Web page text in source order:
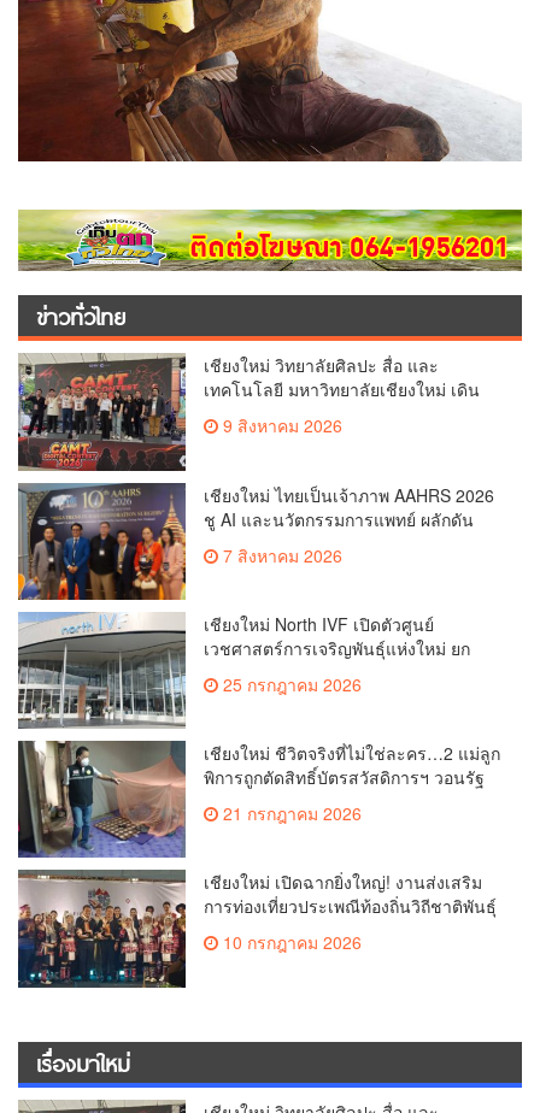
ข่าวทั่วไทย
เชียงใหม่ วิทยาลัยศิลปะ สื่อ และ
เทคโนโลยี มหาวิทยาลัยเชียงใหม่ เดิน
หน้าสร้างแรงบันดาลใจจัดกิจกรรม
“CAMT Digital Contest 2026”(คลิป)
9 สิงหาคม 2026
เชียงใหม่ ไทยเป็นเจ้าภาพ AAHRS 2026
ชู AI และนวัตกรรมการแพทย์ ผลักดัน
เอเชีย(คลิป)
7 สิงหาคม 2026
เชียงใหม่ North IVF เปิดตัวศูนย์
เวชศาสตร์การเจริญพันธุ์แห่งใหม่ ยก
บุตรยากของภูมิภาค(คลิป)
25 กรกฎาคม 2026
เชียงใหม่ ชีวิตจริงที่ไม่ใช่ละคร…2 แม่ลูก
พิการถูกตัดสิทธิ์บัตรสวัสดิการฯ วอนรัฐ
ทบทวนเกณฑ์ช่วยคนจน(คลิป)
21 กรกฎาคม 2026
เชียงใหม่ เปิดฉากยิ่งใหญ่! งานส่งเสริม
การท่องเที่ยวประเพณีท้องถิ่นวิถีชาติพันธุ์
ล้านนา(คลิป)
10 กรกฎาคม 2026
เรื่องมาใหม่